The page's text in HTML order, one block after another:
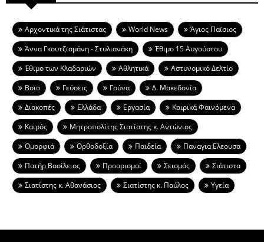
Aρχοντικά της Σιάτιστας World News
Άγιος Παϊσιος
Άννα Γκουτζιαμάνη - Στυλιανάκη
Έθιμο 15 Αυγούστου
Έθιμο των Κλαδαριών
Αθλητικά
Αστυνομικό Δελτίο
Βοϊο
Γεύσεις Γούνα
Δ. Μακεδονία
Διακοπές
Ελλάδα Εργασία
Καιρικά Φαινόμενα
Καιρός
Μητροπολίτης Σιατίστης κ. Αντώνιος
Ομορφιά
Ορθοδοξία Παιδεία
Παναγια Ελεουσα
Πατήρ Βασίλειος
Προορισμοί Σεισμός
Σιάτιστα
Σιατίστης κ. Αθανάσιος
Σιατίστης κ. Παύλος Υγεία